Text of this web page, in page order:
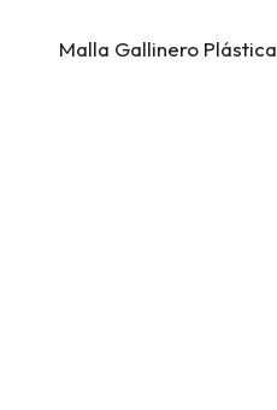
Malla Gallinero Plástica